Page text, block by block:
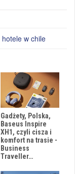
hotele w chile
Gadżety, Polska,
Baseus Inspire
XH1, czyli cisza i
komfort na trasie -
Business
Traveller…